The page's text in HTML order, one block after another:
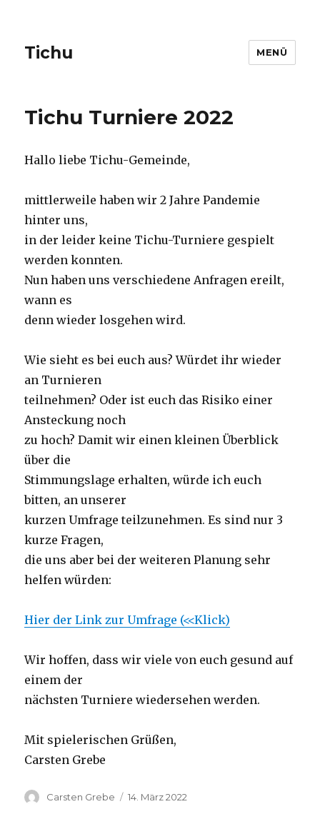
Tichu MENÜ
Tichu Turniere 2022
Hallo liebe Tichu-Gemeinde,
mittlerweile haben wir 2 Jahre Pandemie
hinter uns,
in der leider keine Tichu-Turniere gespielt
werden konnten.
Nun haben uns verschiedene Anfragen ereilt,
wann es
denn wieder losgehen wird.
Wie sieht es bei euch aus? Würdet ihr wieder
an Turnieren
teilnehmen? Oder ist euch das Risiko einer
Ansteckung noch
zu hoch? Damit wir einen kleinen Überblick
über die
Stimmungslage erhalten, würde ich euch
bitten, an unserer
kurzen Umfrage teilzunehmen. Es sind nur 3
kurze Fragen,
die uns aber bei der weiteren Planung sehr
helfen würden:
Hier der Link zur Umfrage (<<Klick)
Wir hoffen, dass wir viele von euch gesund auf
einem der
nächsten Turniere wiedersehen werden.
Mit spielerischen Grüßen,
Carsten Grebe
Autor
Carsten Grebe
Veröffentlicht
14. März 2022